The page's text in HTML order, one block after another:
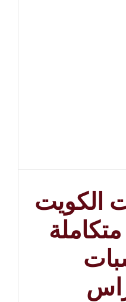
الكويت